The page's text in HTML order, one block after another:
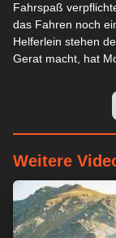
Wir
Werbung und
werden. Mit Ihrer
Fahrspaß
das Fahren noch
Helferlein stehen
Gerat macht, hat
Weitere